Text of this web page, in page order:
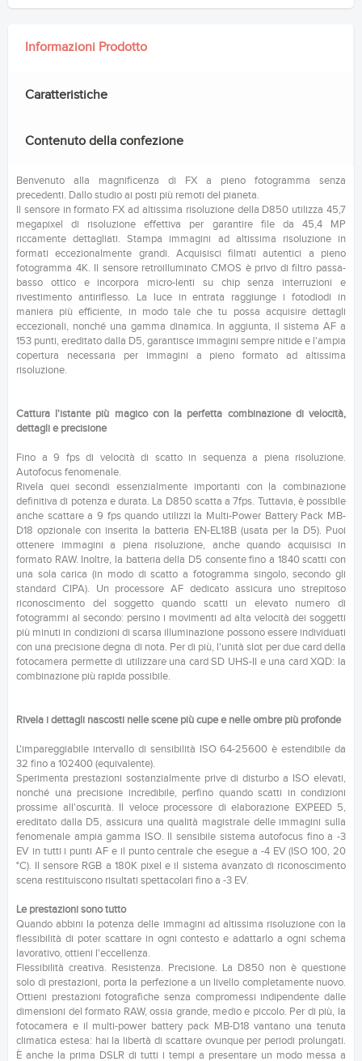
Informazioni Prodotto
Caratteristiche
Contenuto della confezione
Benvenuto alla magnificenza di FX a pieno fotogramma senza
precedenti. Dallo studio ai posti più remoti del pianeta.
Il sensore in formato FX ad altissima risoluzione della D850 utilizza 45,7
megapixel di risoluzione effettiva per garantire file da 45,4 MP
riccamente dettagliati. Stampa immagini ad altissima risoluzione in
formati eccezionalmente grandi. Acquisisci filmati autentici a pieno
fotogramma 4K. Il sensore retroilluminato CMOS è privo di filtro passa-
basso ottico e incorpora micro-lenti su chip senza interruzioni e
rivestimento antiriflesso. La luce in entrata raggiunge i fotodiodi in
maniera più efficiente, in modo tale che tu possa acquisire dettagli
eccezionali, nonché una gamma dinamica. In aggiunta, il sistema AF a
153 punti, ereditato dalla D5, garantisce immagini sempre nitide e l'ampia
copertura necessaria per immagini a pieno formato ad altissima
risoluzione.
Cattura l'istante più magico con la perfetta combinazione di velocità,
dettagli e precisione
Fino a 9 fps di velocità di scatto in sequenza a piena risoluzione.
Autofocus fenomenale.
Rivela quei secondi essenzialmente importanti con la combinazione
definitiva di potenza e durata. La D850 scatta a 7fps. Tuttavia, è possibile
anche scattare a 9 fps quando utilizzi la Multi-Power Battery Pack MB-
D18 opzionale con inserita la batteria EN-EL18B (usata per la D5). Puoi
ottenere immagini a piena risoluzione, anche quando acquisisci in
formato RAW. Inoltre, la batteria della D5 consente fino a 1840 scatti con
una sola carica (in modo di scatto a fotogramma singolo, secondo gli
standard CIPA). Un processore AF dedicato assicura uno strepitoso
riconoscimento del soggetto quando scatti un elevato numero di
fotogrammi al secondo: persino i movimenti ad alta velocità dei soggetti
più minuti in condizioni di scarsa illuminazione possono essere individuati
con una precisione degna di nota. Per di più, l'unità slot per due card della
fotocamera permette di utilizzare una card SD UHS-II e una card XQD: la
combinazione più rapida possibile.
Rivela i dettagli nascosti nelle scene più cupe e nelle ombre più profonde
L'impareggiabile intervallo di sensibilità ISO 64-25600 è estendibile da
32 fino a 102400 (equivalente).
Sperimenta prestazioni sostanzialmente prive di disturbo a ISO elevati,
nonché una precisione incredibile, perfino quando scatti in condizioni
prossime all'oscurità. Il veloce processore di elaborazione EXPEED 5,
ereditato dalla D5, assicura una qualità magistrale delle immagini sulla
fenomenale ampia gamma ISO. Il sensibile sistema autofocus fino a -3
EV in tutti i punti AF e il punto centrale che esegue a -4 EV (ISO 100, 20
°C). Il sensore RGB a 180K pixel e il sistema avanzato di riconoscimento
scena restituiscono risultati spettacolari fino a -3 EV.
Le prestazioni sono tutto
Quando abbini la potenza delle immagini ad altissima risoluzione con la
flessibilità di poter scattare in ogni contesto e adattarlo a ogni schema
lavorativo, ottieni l'eccellenza.
Flessibilità creativa. Resistenza. Precisione. La D850 non è questione
solo di prestazioni, porta la perfezione a un livello completamente nuovo.
Ottieni prestazioni fotografiche senza compromessi indipendente dalle
dimensioni del formato RAW, ossia grande, medio e piccolo. Per di più, la
fotocamera e il multi-power battery pack MB-D18 vantano una tenuta
climatica estesa: hai la libertà di scattare ovunque per periodi prolungati.
È anche la prima DSLR di tutti i tempi a presentare un modo messa a